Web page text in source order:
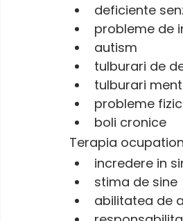
deficiente
probleme de
autism
tulburari de
tulburari
probleme
boli cronice
Terapia
incredere in
stima de sine
abilitatea de